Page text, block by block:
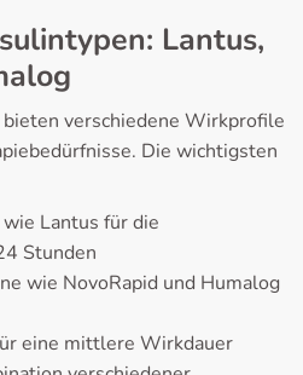
Lantus,
verschiedene Wirkprofile
Die wichtigsten
Lantus für die
Stunden
wie NovoRapid und Humalog
eine mittlere Wirkdauer